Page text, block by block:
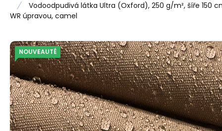
Vodoodpudivá látka Ultra (Oxford), 250 g/m², šíře 150
WR úpravou, camel
NOUVEAUTÉ